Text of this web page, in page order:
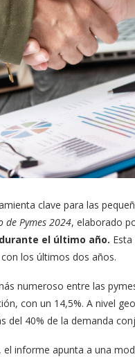
clave para las
de Pymes 2024, elaborado
el último año.
los últimos dos años.
numeroso entre las
con un 14,5%. A nivel
del 40% de la demanda
informe apunta a una